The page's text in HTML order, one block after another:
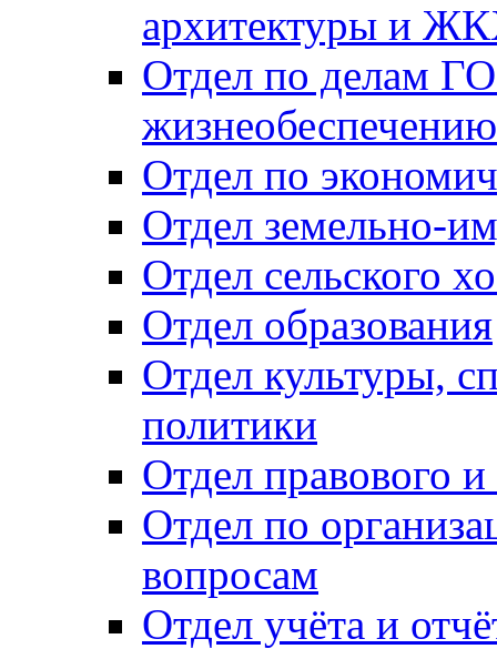
архитектуры и
Отдел по делам
Отдел по
Отдел земельно-
Отдел сельского
Отдел образования
Отдел культуры,
политики
Отдел правового
Отдел по
вопросам
Отдел учёта и